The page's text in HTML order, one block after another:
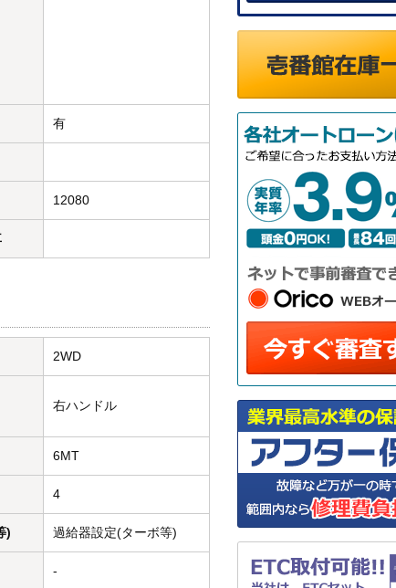
有
12080
2WD
右ハンドル
6MT
4
) 過給器設定(ターボ等)
-